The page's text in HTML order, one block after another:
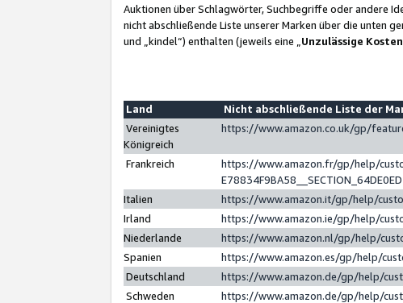
Auktionen über Schlagwörter, Suchbegriffe oder andere
nicht abschließende Liste unserer Marken über die unten
und „kindel“) enthalten (jeweils eine „ Unzulässige
Land
Nicht abschließende Liste der
Vereinigtes
Königreich
https://www.amazon.co.uk/gp/
Frankreich
https://www.amazon.fr/gp/help/
Italien
https://www.amazon.it/gp/help/
Irland
https://www.amazon.ie/gp/help/
Niederlande
https://www.amazon.nl/gp/help/
Spanien
https://www.amazon.es/gp/help/
Deutschland
https://www.amazon.de/gp/help/
Schweden
https://www.amazon.de/gp/help/